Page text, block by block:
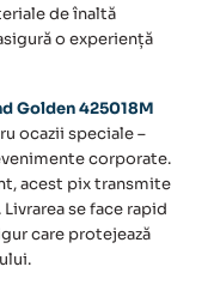
de înaltă
o experiență
Golden 425018M
ocazii speciale –
corporate.
acest pix transmite
se face rapid
care protejează